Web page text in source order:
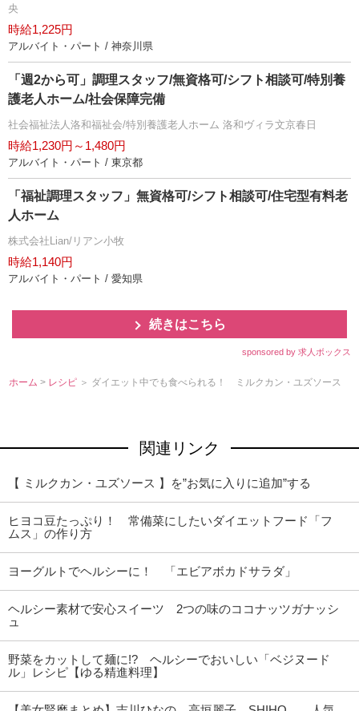
央
時給1,225円
アルバイト・パート / 神奈川県
「週2から可」調理スタッフ/無資格可/シフト相談可/特別養
護老人ホーム/社会保障完備
社会福祉法人洛和福祉会/特別養護老人ホーム 洛和ヴィラ文京春日
時給1,230円～1,480円
アルバイト・パート / 東京都
「福祉調理スタッフ」無資格可/シフト相談可/住宅型有料老
人ホーム
株式会社Lian/リアン小牧
時給1,140円
アルバイト・パート / 愛知県
続きはこちら
sponsored by 求人ボックス
ホーム > レシピ ＞ ダイエット中でも食べられる！ ミルクカン・ユズソース
関連リンク
【 ミルクカン・ユズソース 】を”お気に入りに追加”する
ヒヨコ豆たっぷり！ 常備菜にしたいダイエットフード「フ
ムス」の作り方
ヨーグルトでヘルシーに！ 「エビアボカドサラダ」
ヘルシー素材で安心スイーツ 2つの味のココナッツガナッシ
ュ
野菜をカットして麺に!? ヘルシーでおいしい「ベジヌード
ル」レシピ【ゆる精進料理】